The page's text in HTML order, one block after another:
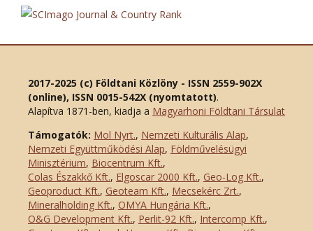
2017-2025 (c) Földtani Közlöny - ISSN 2559-902X
(online), ISSN 0015-542X (nyomtatott).
Alapítva 1871-ben, kiadja a Magyarhoni Földtani Társulat
Támogatók: Mol Nyrt., Nemzeti Kulturális Alap,
Nemzeti Együttműködési Alap, Földművelésügyi
Minisztérium, Biocentrum Kft.,
Colas Északkő Kft., Elgoscar 2000 Kft., Geo-Log Kft.,
Geoproduct Kft., Geoteam Kft., Mecsekérc Zrt.,
Mineralholding Kft., OMYA Hungária Kft.,
O&G Development Kft., Perlit-92 Kft., Intercomp Kft.,